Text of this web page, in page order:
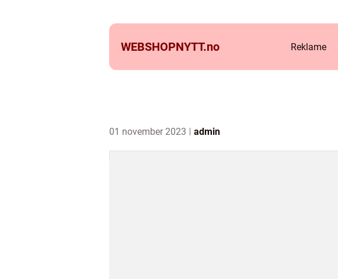
WEBSHOPNYTT.no Reklame
01 november 2023 admin